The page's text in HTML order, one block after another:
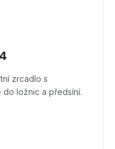
zrcadlo s
do ložnic a předsíní.